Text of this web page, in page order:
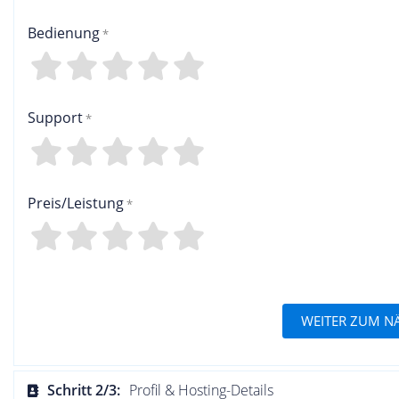
Bedienung
1
2
3
4
Support
1
2
3
4
Preis/Leistung
1
2
3
4
WEITER ZUM
Schritt 2/3: Profil & Hosting-Details